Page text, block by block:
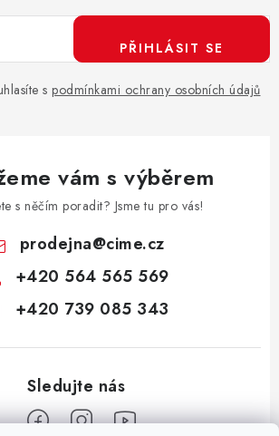
s podmínkami ochrany osobních údajů
PŘIHLÁSIT SE
vám s výběrem
s něčím poradit? Jsme tu pro vás!
prodejna@cime.cz
+420 564 565 569
+420 739 085 343